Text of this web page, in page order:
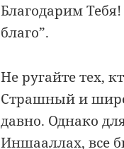
Благодарим
благо”.
Не ругайте тех,
Страшный и
давно. Однако
Иншааллах, все